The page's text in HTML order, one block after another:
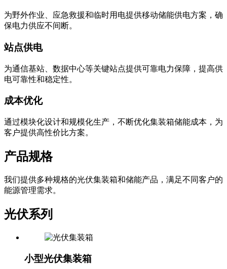
为野外作业、应急救援和临时用电提供移动储能供电方案，确
保电力供应不间断。
站点供电
为通信基站、数据中心等关键站点提供可靠电力保障，提高供
电可靠性和稳定性。
成本优化
通过模块化设计和规模化生产，不断优化集装箱储能成本，为
客户提供高性价比方案。
产品规格
我们提供多种规格的光伏集装箱和储能产品，满足不同客户的
能源管理需求。
光伏系列
小型光伏集装箱